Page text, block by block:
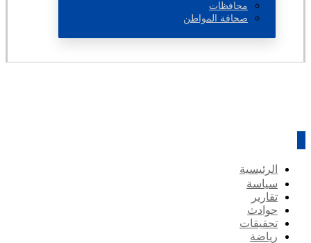
محافظات
صحافة المواطن
الرئيسية
سياسة
تقارير
حوادث
تحقيقات
رياضة